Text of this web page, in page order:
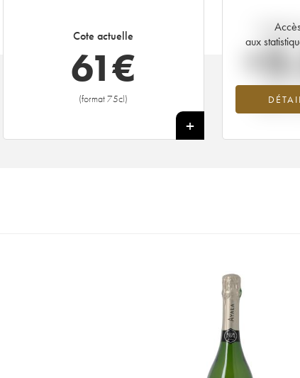
Cote actuelle
61€
(format 75cl)
+
aux
Tendance
2000 en